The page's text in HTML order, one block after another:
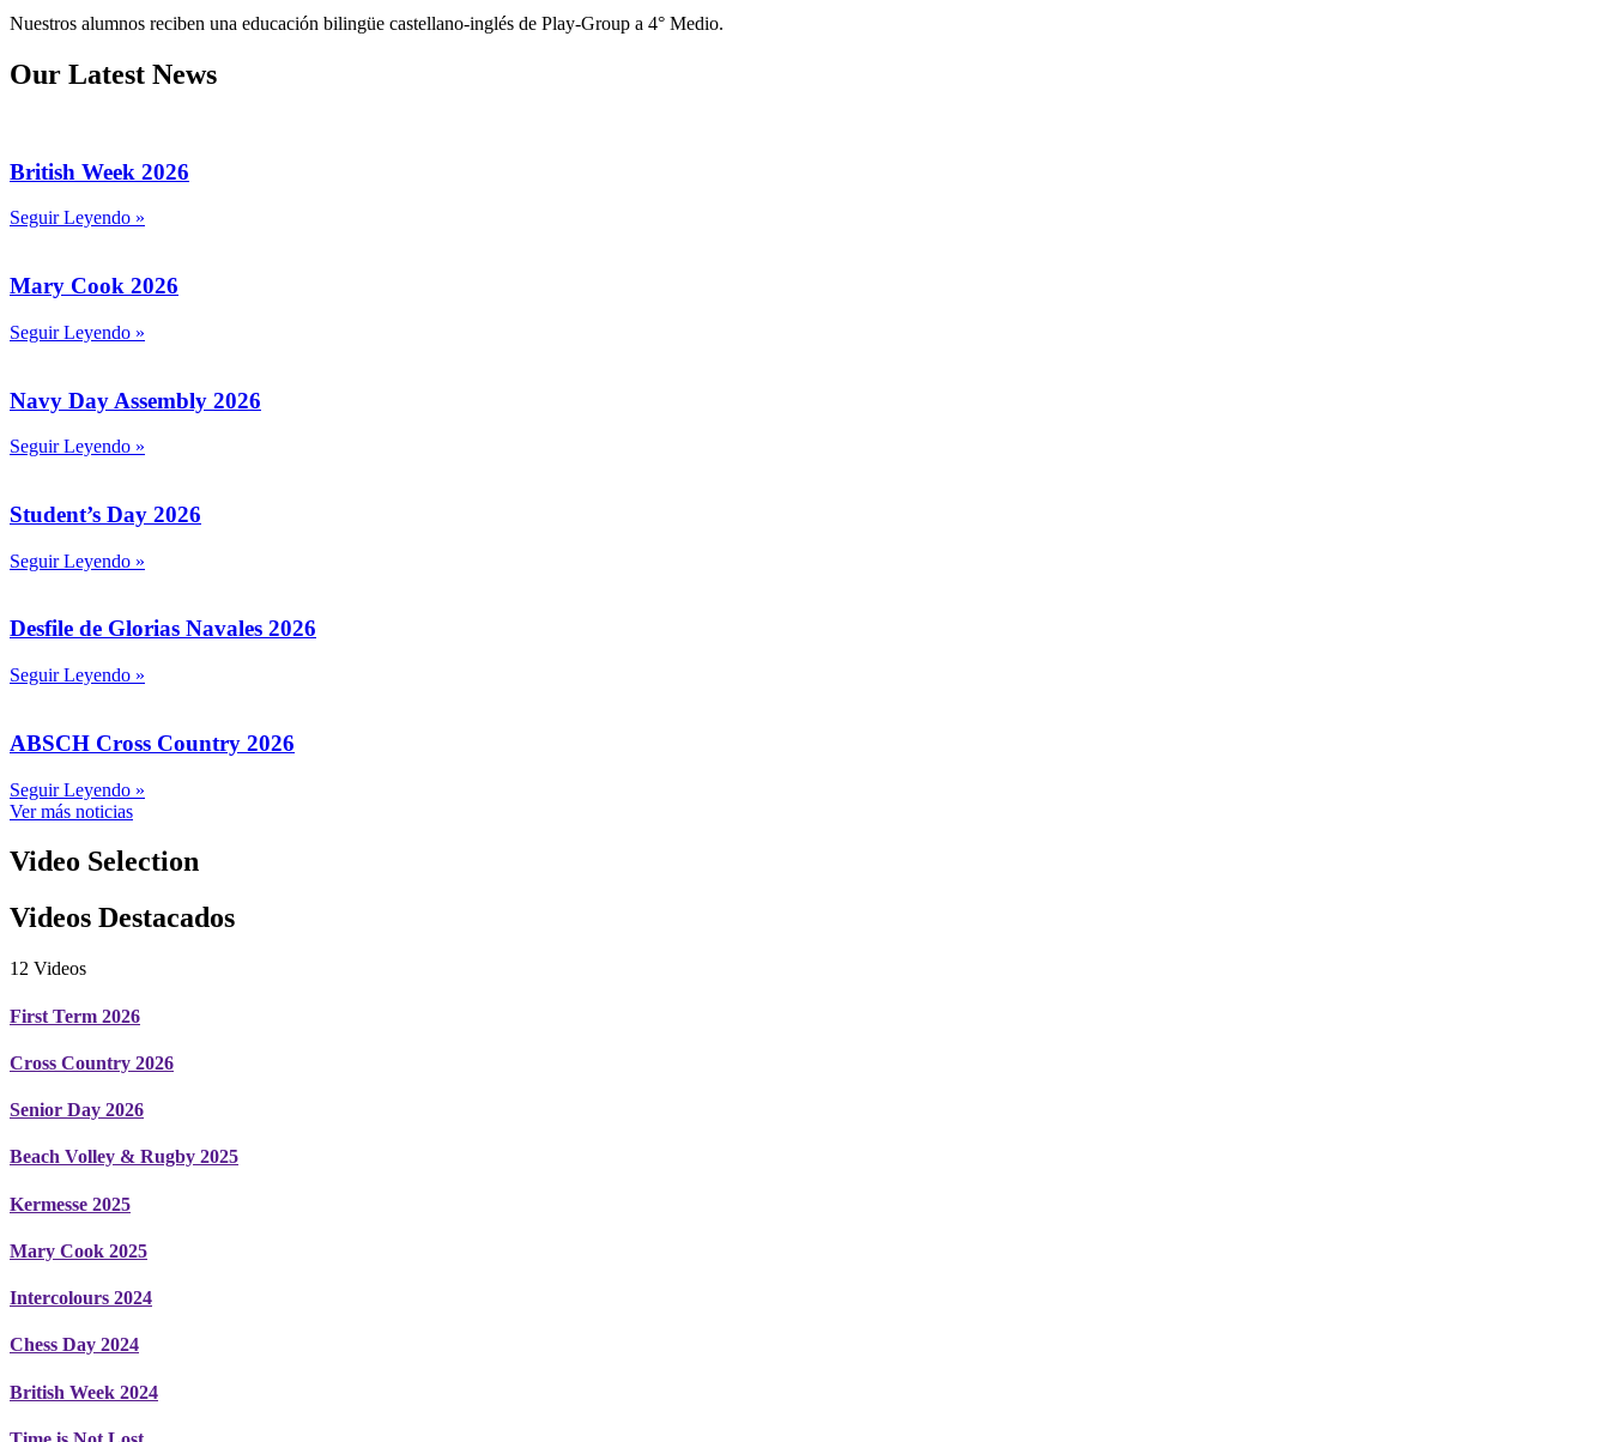
Nuestros alumnos reciben una educación bilingüe castellano-inglés de Play-Group a 4° Medio.
Our Latest News
British Week 2026
Seguir Leyendo »
Mary Cook 2026
Seguir Leyendo »
Navy Day Assembly 2026
Seguir Leyendo »
Student’s Day 2026
Seguir Leyendo »
Desfile de Glorias Navales 2026
Seguir Leyendo »
ABSCH Cross Country 2026
Seguir Leyendo »
Ver más noticias
Video Selection
Videos Destacados
12 Videos
First Term 2026
Cross Country 2026
Senior Day 2026
Beach Volley & Rugby 2025
Kermesse 2025
Mary Cook 2025
Intercolours 2024
Chess Day 2024
British Week 2024